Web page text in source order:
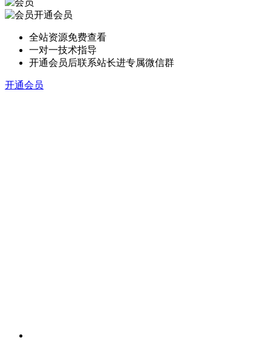
开通会员
全站资源免费查看
一对一技术指导
开通会员后联系站长进专属微信群
开通会员